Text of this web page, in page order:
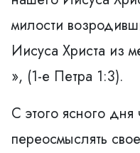
милости
Иисуса Христа из
», (1-е Петра 1:3).
С этого ясного
переосмыслять